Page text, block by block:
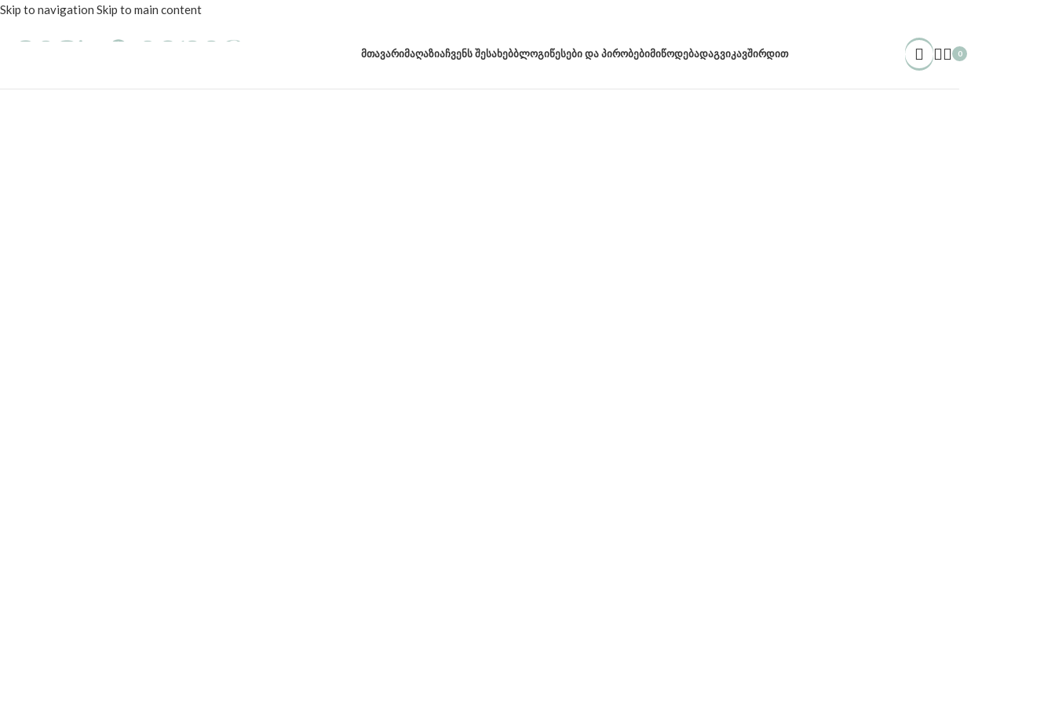
Skip to navigation Skip to main content
ᲛᲗᲐᲕᲐᲠᲘᲛᲐᲦᲐᲖᲘᲐᲩᲕᲔᲜᲡ ᲨᲔᲡᲐᲮᲔᲑᲑᲚᲝᲒᲘᲬᲔᲡᲔᲑᲘ ᲓᲐ ᲞᲘᲠᲝᲑᲔᲑᲘᲛᲘᲬᲝᲓᲔᲑᲐᲓᲐᲒᲕᲘᲙᲐᲕᲨᲘᲠᲓᲘᲗ
0